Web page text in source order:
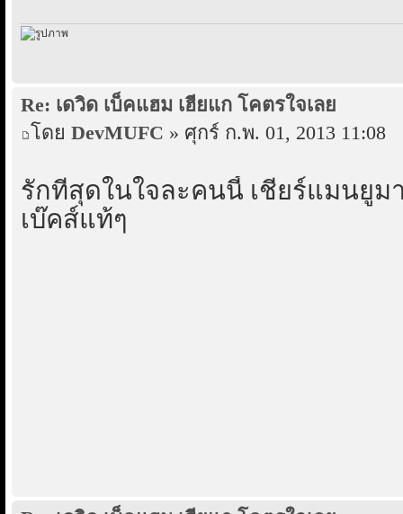
Re: เดวิด เบ็คแฮม เฮียแก โคตรใจเลย
โดย DevMUFC » ศุกร์ ก.พ. 01, 2013 11:08
รักที่สุดในใจละคนนี้ เชียร์แมนยูม
เบ๊คส์แท้ๆ